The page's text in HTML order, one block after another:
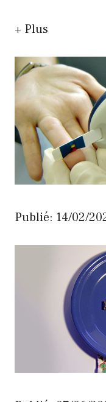
+ Plus
Publié: 14/02/